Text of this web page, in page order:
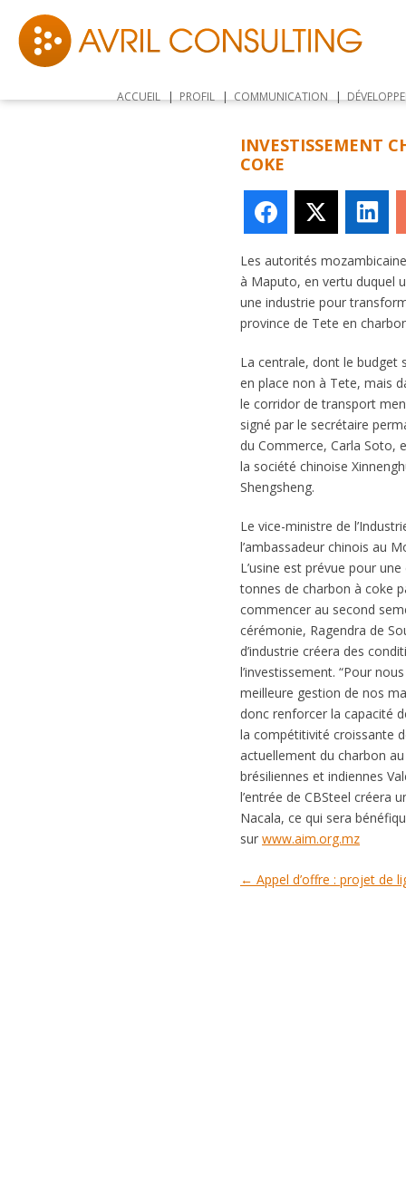
ACCUEIL PROFIL COMMUNICATION
INVESTISSEMENT
COKE
Facebook
Les autorités
à Maputo, en vertu duquel
une industrie pour
province de Tete en
La centrale, dont le budget
en place non à Tete, mais
le corridor de transport
signé par le secrétaire
du Commerce, Carla Soto,
la société chinoise
Shengsheng.
Le vice-ministre de
l’ambassadeur chinois au
L’usine est prévue pour
tonnes de charbon à coke
commencer au second
cérémonie, Ragendra de
d’industrie créera des
l’investissement. “Pour
meilleure gestion de nos
donc renforcer la capacité
la compétitivité croissante
actuellement du charbon
brésiliennes et indiennes
l’entrée de CBSteel créera
Nacala, ce qui sera
sur www.aim.org.mz
Navigation des articles
← Appel d’offre : projet de